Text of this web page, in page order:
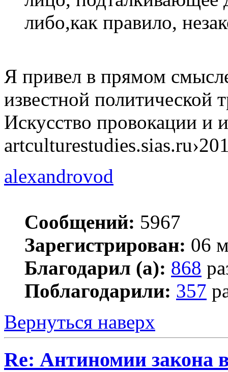
либо,как правило,
Я привел в прямом
известной политической
Искусство провокации и
alexandrovod
Сообщений: 5967
Зарегистрирован: 06
Благодарил (а): 868
Поблагодарили: 357
Вернуться наверх
Re: Антиномии закона